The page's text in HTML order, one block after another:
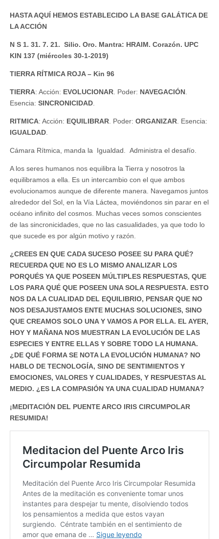
HASTA AQUÍ HEMOS ESTABLECIDO LA BASE GALÁTICA DE
LA ACCIÓN
N S 1. 31. 7. 21. Silio. Oro. Mantra: HRAIM. Corazón. UPC
KIN 137 (miércoles 30-1-2019)
TIERRA RÍTMICA ROJA – Kin 96
TIERRA: Acción: EVOLUCIONAR . Poder: NAVEGACIÓN
Esencia: SINCRONICIDAD
RITMICA: Acción: EQUILIBRAR . Poder: ORGANIZAR . Esencia:
IGUALDAD
Cámara Rítmica, manda la Igualdad. Administra el desafío.
A los seres humanos nos equilibra la Tierra y nosotros la
equilibramos a ella. Es un intercambio con el que ambos
evolucionamos aunque de diferente manera. Navegamos juntos
alrededor del Sol, en la Vía Láctea, moviéndonos sin parar en el
océano infinito del cosmos. Muchas veces somos conscientes
de las sincronicidades, que no las casualidades, ya que todo lo
que sucede es por algún motivo y razón.
¿CREES EN QUE CADA SUCESO POSEE SU PARA QUÉ?
RECUERDA QUE NO ES LO MISMO ANALIZAR LOS
PORQUÉS YA QUE POSEEN MÚLTIPLES RESPUESTAS, QUE
LOS PARA QUÉ QUE POSEEN UNA SOLA RESPUESTA. ESTO
NOS DA LA CUALIDAD DEL EQUILIBRIO, PENSAR QUE NO
NOS DESAJUSTAMOS ENTE MUCHAS SOLUCIONES, SINO
QUE CREAMOS SOLO UNA Y VAMOS A POR ELLA. EL AYER,
HOY Y MAÑANA NOS MUESTRAN LA EVOLUCIÓN DE LAS
ESPECIES Y ENTRE ELLAS Y SOBRE TODO LA HUMANA.
¿DE QUÉ FORMA SE NOTA LA EVOLUCIÓN HUMANA? NO
HABLO DE TECNOLOGÍA, SINO DE SENTIMIENTOS Y
EMOCIONES, VALORES Y CUALIDADES, Y RESPUESTAS AL
MEDIO. ¿ES LA COMPASIÓN YA UNA CUALIDAD HUMANA?
¡MEDITACIÓN DEL PUENTE ARCO IRIS CIRCUMPOLAR
RESUMIDA!